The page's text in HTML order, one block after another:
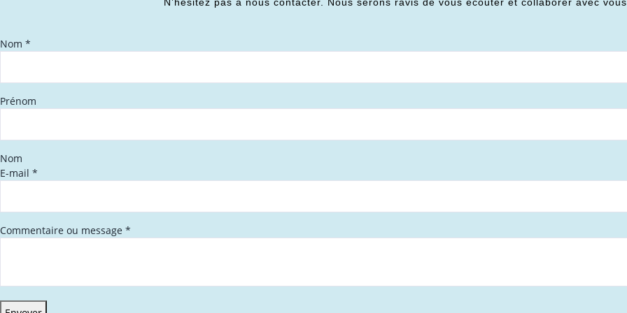
Nom *
Prénom
Nom
E-mail *
Commentaire ou message *